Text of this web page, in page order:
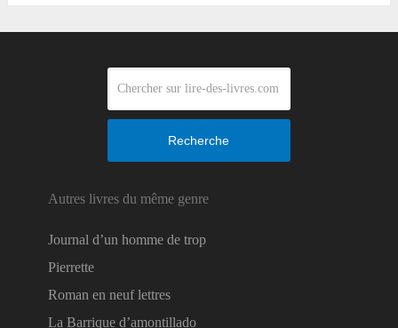
Recherche
Autres livres du même genre
Journal d’un homme de trop
Pierrette
Roman en neuf lettres
La Barrique d’amontillado